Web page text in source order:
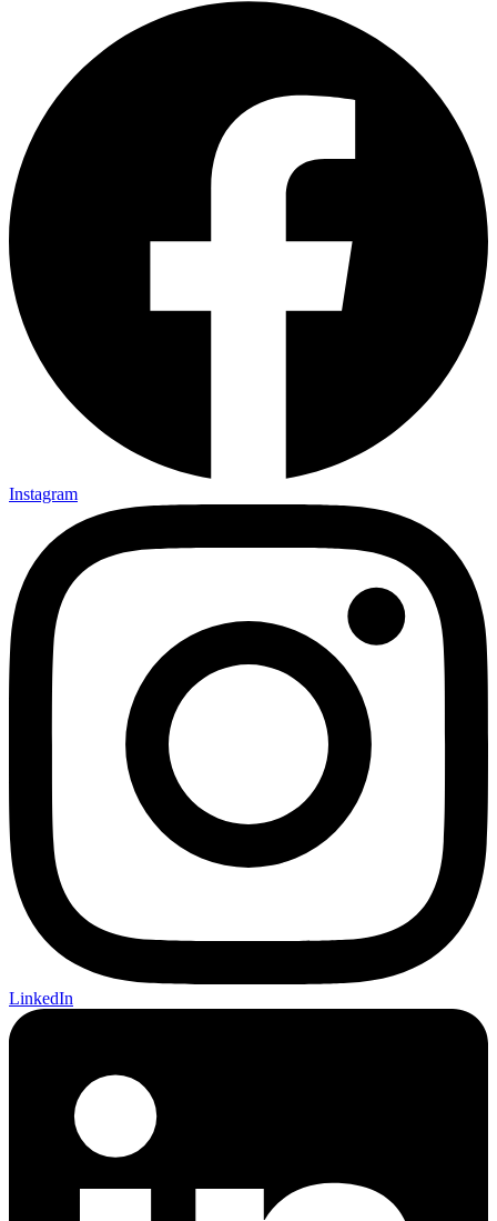
Instagram
LinkedIn